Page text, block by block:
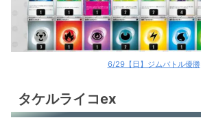
6/29【日】ジムバトル優勝
タケルライコex